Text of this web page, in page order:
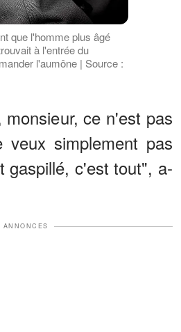
que l'homme plus âgé
à l'entrée du
l'aumône | Source :
ce n'est pas
simplement pas
gaspillé, c'est tout", a-
ANNONCES